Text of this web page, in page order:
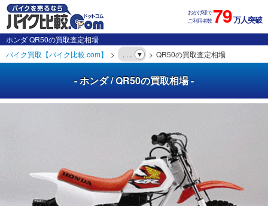
おかげ様で
ご利用者数79万人突破
ホンダ QR50の買取査定相場
バイク買取【バイク比較.com】
. . . QR50の買取査定相場
- ホンダ / QR50の買取相場 -